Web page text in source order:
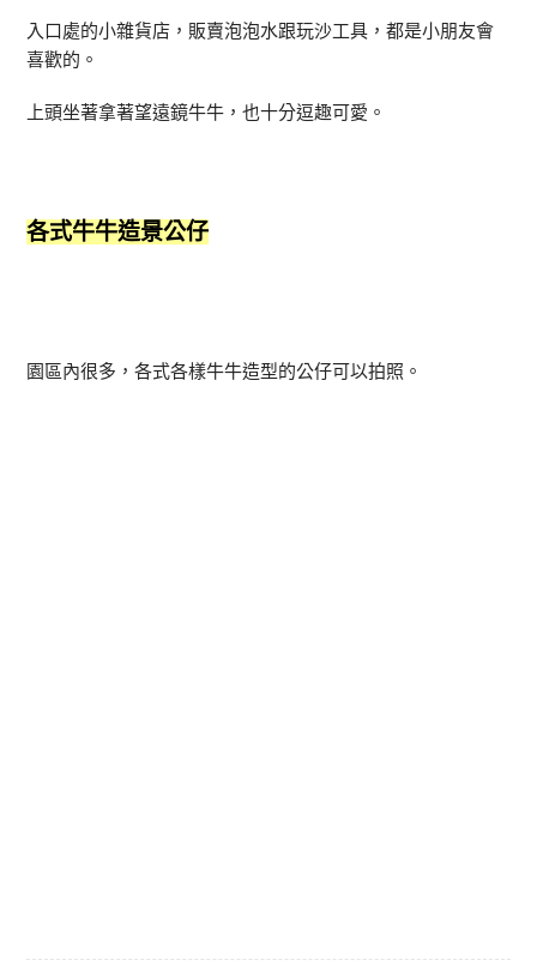
入口處的小雜貨店，販賣泡泡水跟玩沙工具，都是小朋友會
喜歡的。
上頭坐著拿著望遠鏡牛牛，也十分逗趣可愛。
各式牛牛造景公仔
園區內很多，各式各樣牛牛造型的公仔可以拍照。